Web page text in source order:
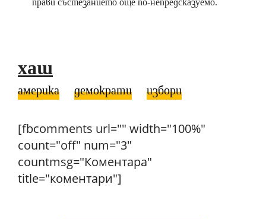
хаш
америка демократи избори
[fbcomments url="" width="100%"
count="off" num="3"
countmsg="Коментара"
title="коментари"]